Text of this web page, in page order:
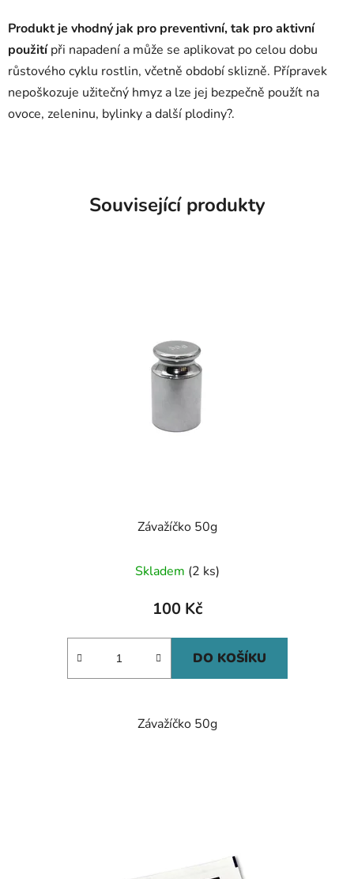
Produkt je vhodný jak pro preventivní, tak pro aktivní
použití při napadení a může se aplikovat po celou dobu
růstového cyklu rostlin, včetně období sklizně. Přípravek
nepoškozuje užitečný hmyz a lze jej bezpečně použít na
ovoce, zeleninu, bylinky a další plodiny?.
Související produkty
Závažíčko 50g
Skladem (2 ks)
100 Kč
DO KOŠÍKU
Závažíčko 50g